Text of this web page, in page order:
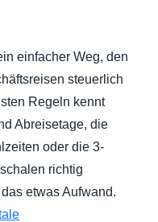
einfacher Weg, den
steuerlich
Regeln kennt
Abreisetage, die
oder die 3-
richtig
etwas Aufwand.